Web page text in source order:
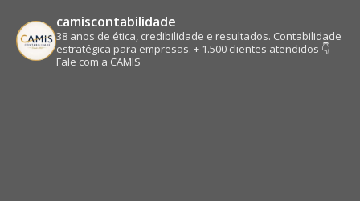
camiscontabilidade
38 anos de ética, credibilidade e resultados. Contabilidade
estratégica para empresas. + 1.500 clientes atendidos 👇
Fale com a CAMIS